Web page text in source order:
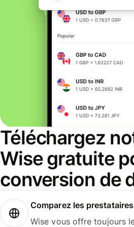
Téléchargez
Wise gratuite
conversion de
Comparez les
Wise vous offre toujours